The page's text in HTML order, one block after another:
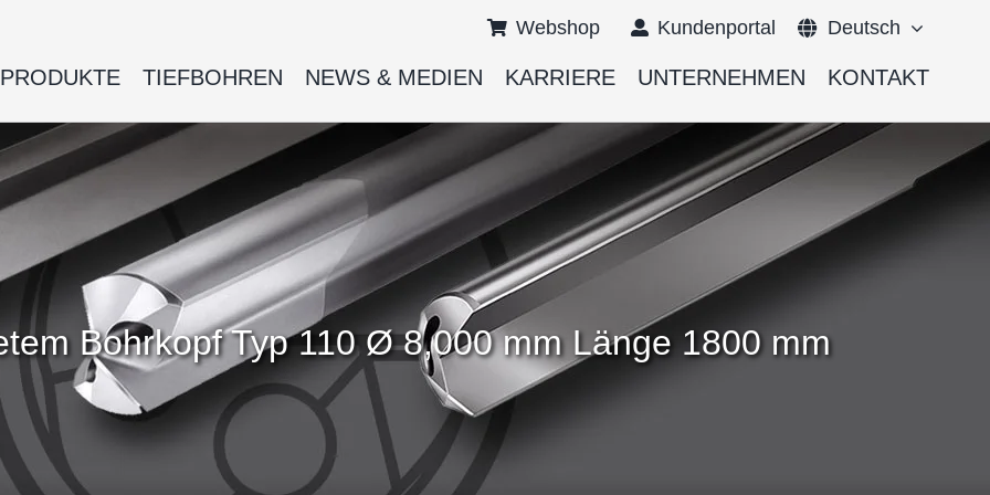
Webshop Kundenportal Deutsch
English
Français
PRODUKTE TIEFBOHREN NEWS & MEDIEN KARRIERE UNTERNEHMEN KONTAKT
Bohrkopf Typ 110 Ø 8,000 mm Länge 1800 mm